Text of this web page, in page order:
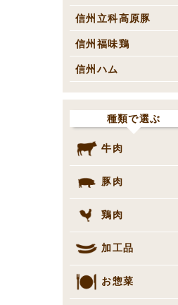
信州立科高原豚
信州福味鶏
信州ハム
種類で選ぶ
牛肉
豚肉
鶏肉
加工品
お惣菜